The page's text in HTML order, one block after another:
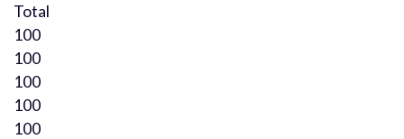
Total
100
100
100
100
100